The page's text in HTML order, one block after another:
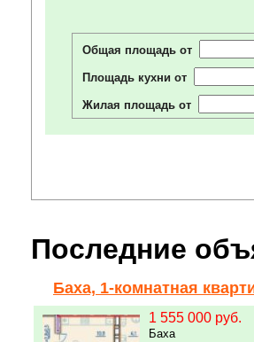
Общая площадь от
Площадь кухни от
Жилая площадь от
Последние
Баха, 1-комнатная
1 555 000 руб.
Баха